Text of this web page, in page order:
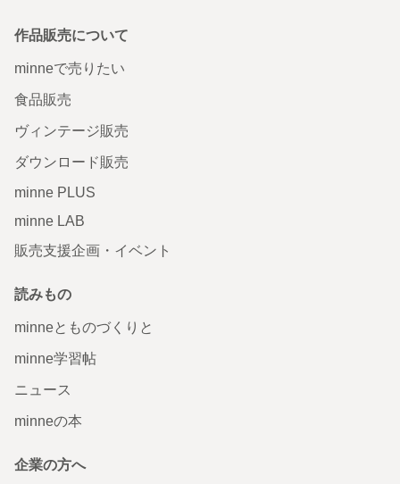
作品販売について
minneで売りたい
食品販売
ヴィンテージ販売
ダウンロード販売
minne PLUS
minne LAB
販売支援企画・イベント
読みもの
minneとものづくりと
minne学習帖
ニュース
minneの本
企業の方へ